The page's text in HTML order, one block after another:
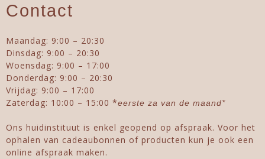
Contact
Maandag: 9:00 – 20:30
Dinsdag: 9:00 – 20:30
Woensdag: 9:00 – 17:00
Donderdag: 9:00 – 20:30
Vrijdag: 9:00 – 17:00
Zaterdag: 10:00 – 15:00 *eerste za van de maand*
Ons huidinstituut is enkel geopend op afspraak. Voor het
ophalen van cadeaubonnen of producten kun je ook een
online afspraak maken.